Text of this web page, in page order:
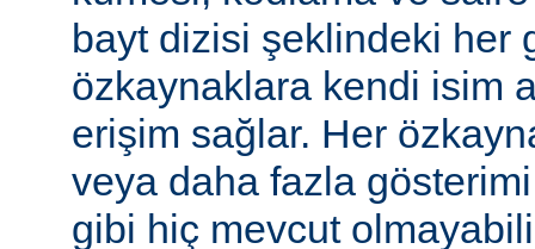
bayt dizisi şeklindeki her
özkaynaklara kendi isim
erişim sağlar. Her
veya daha fazla
gibi hiç mevcut